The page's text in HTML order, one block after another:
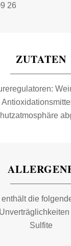
26
ZUTATEN
die
Sulfite